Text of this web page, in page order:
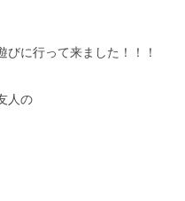
に行って来ました！！！
人の